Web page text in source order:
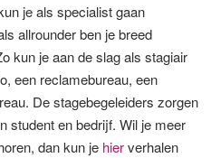
je als specialist gaan
allrounder ben je breed
kun je aan de slag als stagiair
een reclamebureau, een
De stagebegeleiders zorgen
student en bedrijf. Wil je meer
dan kun je hierverhalen